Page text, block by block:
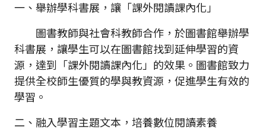
一、舉辦學科書展，讓「課外閱讀課內化」
圖書教師與社會科教師合作，於圖書館舉辦學
科書展，讓學生可以在圖書館找到延伸學習的資
源，達到「課外閱讀課內化」的效果。圖書館致力
提供全校師生優質的學與教資源，促進學生有效的
學習。
二、融入學習主題文本，培養數位閱讀素養